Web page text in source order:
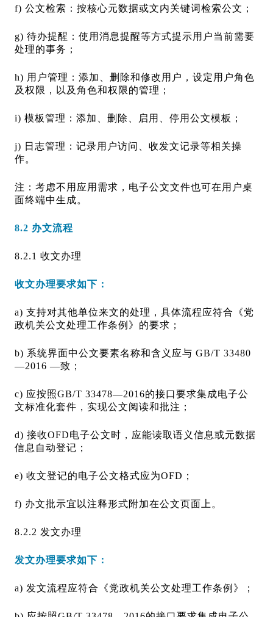
f) 公文检索：按核心元数据或文内关键词检索公文；
g) 待办提醒：使用消息提醒等方式提示用户当前需要
处理的事务；
h) 用户管理：添加、删除和修改用户，设定用户角色
及权限，以及角色和权限的管理；
i) 模板管理：添加、删除、启用、停用公文模板；
j) 日志管理：记录用户访问、收发文记录等相关操
作。
注：考虑不用应用需求，电子公文文件也可在用户桌
面终端中生成。
8.2 办文流程
8.2.1 收文办理
收文办理要求如下：
a) 支持对其他单位来文的处理，具体流程应符合《党
政机关公文处理工作条例》的要求；
b) 系统界面中公文要素名称和含义应与 GB/T 33480
—2016 —致；
c) 应按照GB/T 33478—2016的接口要求集成电子公
文标准化套件，实现公文阅读和批注；
d) 接收OFD电子公文时，应能读取语义信息或元数据
信息自动登记；
e) 收文登记的电子公文格式应为OFD；
f) 办文批示宜以注释形式附加在公文页面上。
8.2.2 发文办理
发文办理要求如下：
a) 发文流程应符合《党政机关公文处理工作条例》；